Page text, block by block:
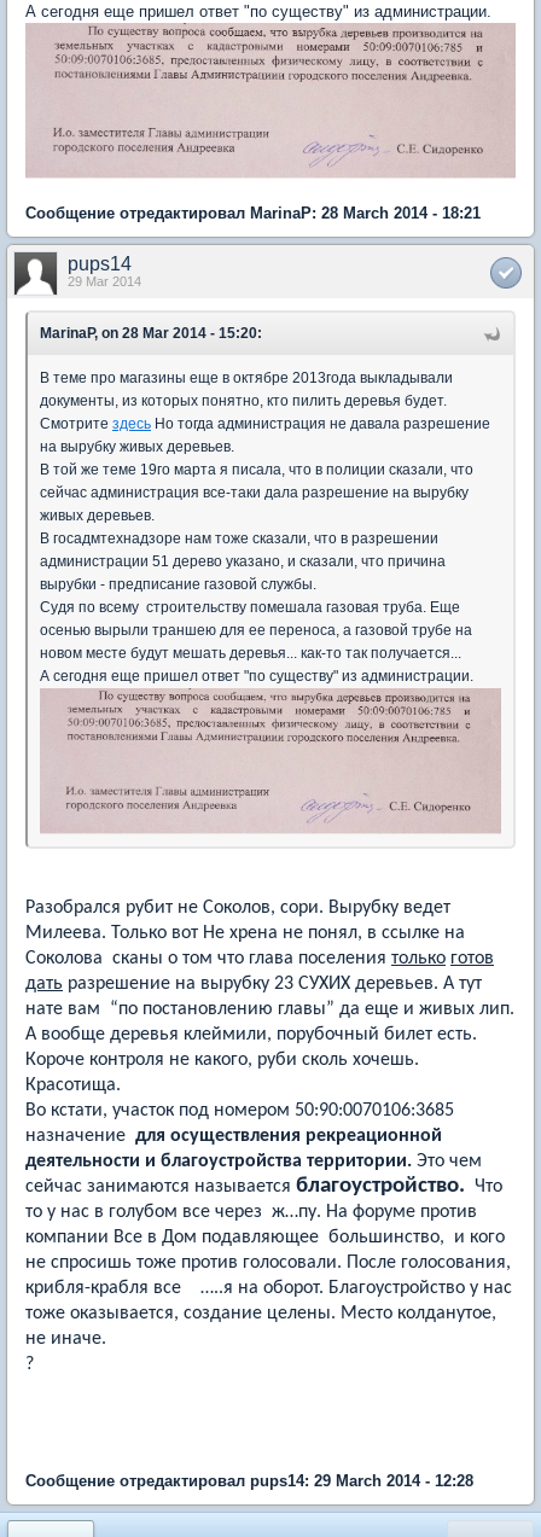
А сегодня еще пришел ответ "по существу" из администрации.
Сообщение отредактировал MarinaP: 28 March 2014 - 18:21
pups14
29 Mar 2014
MarinaP, on 28 Mar 2014 - 15:20:
В теме про магазины еще в октябре 2013года выкладывали
документы, из которых понятно, кто пилить деревья будет.
Смотрите здесь Но тогда администрация не давала разрешение
на вырубку живых деревьев.
В той же теме 19го марта я писала, что в полиции сказали, что
сейчас администрация все-таки дала разрешение на вырубку
живых деревьев.
В госадмтехнадзоре нам тоже сказали, что в разрешении
администрации 51 дерево указано, и сказали, что причина
вырубки - предписание газовой службы.
Судя по всему строительству помешала газовая труба. Еще
осенью вырыли траншею для ее переноса, а газовой трубе на
новом месте будут мешать деревья... как-то так получается...
А сегодня еще пришел ответ "по существу" из администрации.
Разобрался рубит не Соколов, сори. Вырубку ведет
Милеева. Только вот Не хрена не понял, в ссылке на
Соколова сканы о том что глава поселения только готов
дать разрешение на вырубку 23 СУХИХ деревьев. А тут
нате вам “по постановлению главы” да еще и живых лип.
А вообще деревья клеймили, порубочный билет есть.
Короче контроля не какого, руби сколь хочешь.
Красотища.
Во кстати, участок под номером 50:90:0070106:3685
назначение для осуществления рекреационной
деятельности и благоустройства территории. Это чем
сейчас занимаются называется благоустройство. Что
то у нас в голубом все через ж…пу. На форуме против
компании Все в Дом подавляющее большинство, и кого
не спросишь тоже против голосовали. После голосования,
крибля-крабля все …..я на оборот. Благоустройство у нас
тоже оказывается, создание целены. Место колданутое,
не иначе.
?
Сообщение отредактировал pups14: 29 March 2014 - 12:28